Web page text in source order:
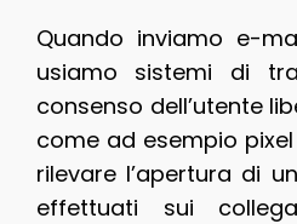
Quando inviamo e-
usiamo sistemi di
consenso dell’utente
come ad esempio
rilevare l’apertura di
effettuati sui